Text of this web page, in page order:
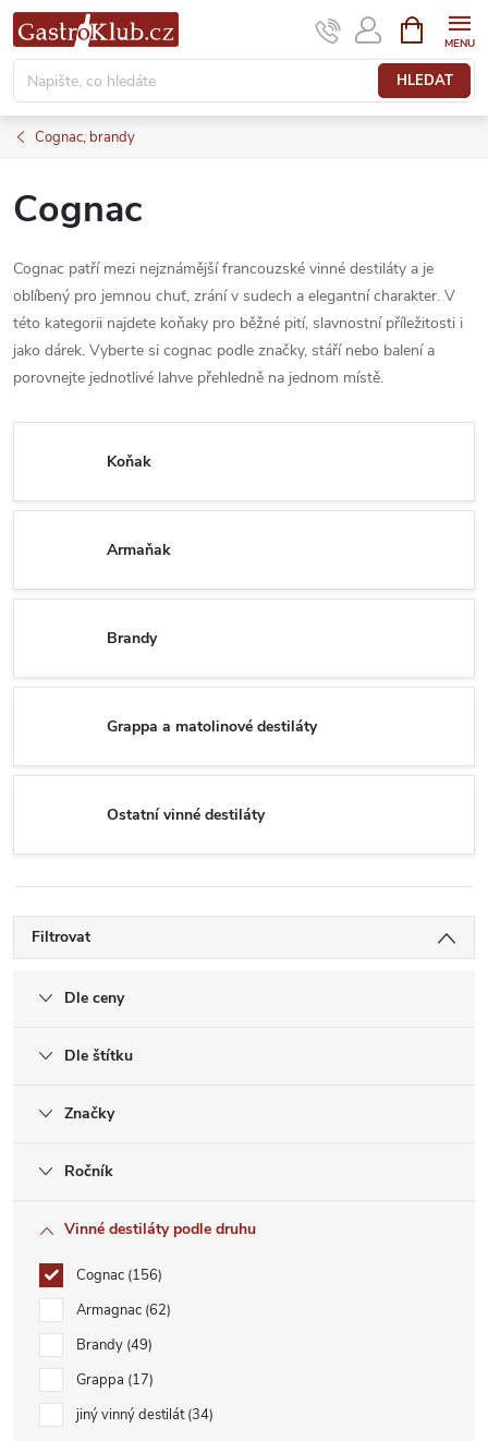
Přejít
na
obsah
HLEDAT
NÁKUPNÍ
KOŠÍK
Cognac, brandy
Cognac
Cognac patří mezi nejznámější francouzské vinné destiláty a je
oblíbený pro jemnou chuť, zrání v sudech a elegantní charakter. V
této kategorii najdete koňaky pro běžné pití, slavnostní příležitosti i
jako dárek. Vyberte si cognac podle značky, stáří nebo balení a
porovnejte jednotlivé lahve přehledně na jednom místě.
Koňak
Armaňak
Brandy
Grappa a matolinové destiláty
Ostatní vinné destiláty
Filtrovat
Dle ceny
Dle štítku
Značky
Ročník
Vinné destiláty podle druhu
Cognac 156
Armagnac 62
Brandy 49
Grappa 17
jiný vinný destilát 34